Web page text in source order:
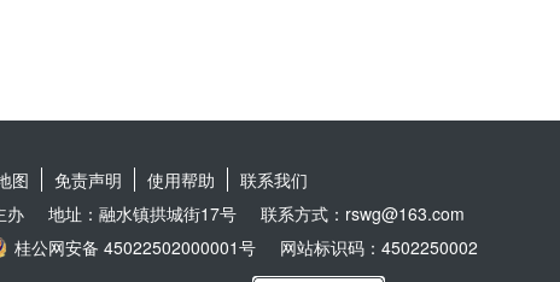
图 免责声明 使用帮助
联系我们
办
地址：融水镇拱城街17号
联系方式：rswg@163.com
桂公网安备 45022502000001号 网站标识码：4502250002